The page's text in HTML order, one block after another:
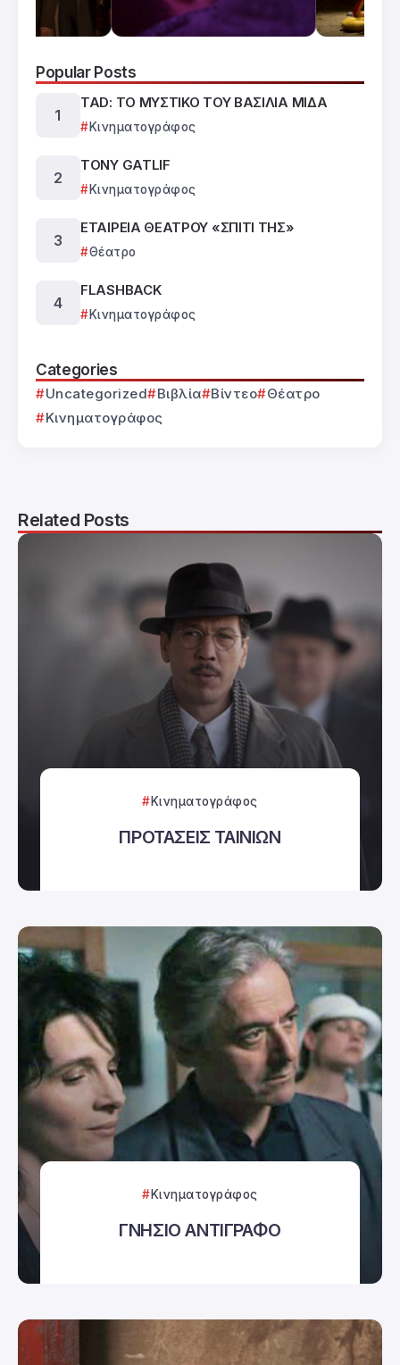
Popular Posts
TAD: ΤΟ ΜΥΣΤΙΚΟ ΤΟΥ ΒΑΣΙΛΙΑ ΜΙΔΑ
Κινηματογράφος
TONY GATLIF
Κινηματογράφος
ΕΤΑΙΡΕΙΑ ΘΕΑΤΡΟΥ «ΣΠΙΤΙ ΤΗΣ»
Θέατρο
FLASHBACK
Κινηματογράφος
Categories
Uncategorized Βιβλία Βίντεο
Θέατρο
Κινηματογράφος
Related Posts
Κινηματογράφος
ΠΡΟΤΑΣΕΙΣ ΤΑΙΝΙΩΝ
Κινηματογράφος
ΓΝΗΣΙΟ ΑΝΤΙΓΡΑΦΟ